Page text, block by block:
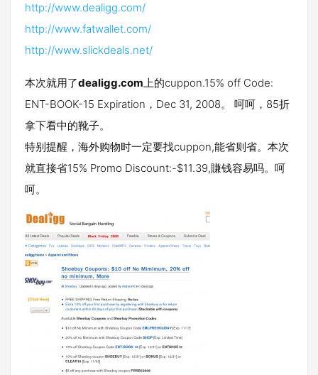
http://www.dealigg.com/
http://www.fatwallet.com/
http://www.slickdeals.net/
本次就用了dealigg.com上的cuppon.15% off Code:
ENT-BOOK-15 Expiration，Dec 31, 2008。 呵呵，85折
拿下看中的靴子。
特别提醒，海外购物时一定要找cuppon,能省则省。本次
就直接省15% Promo Discount:-$11.39,賺钱容易吗。呵
呵。